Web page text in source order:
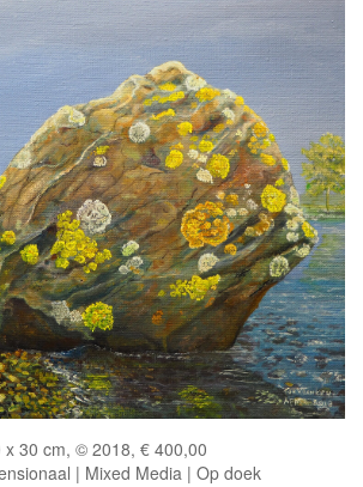
x 30 cm, © 2018, € 400,00
| Mixed Media | Op doek